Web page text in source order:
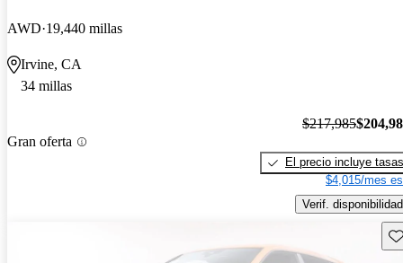
AWD 19,440 millas
Irvine, CA
34 millas
Gran oferta
$217,985
El precio incluye tasas
$4,015/mes
Verif. disponibilidad